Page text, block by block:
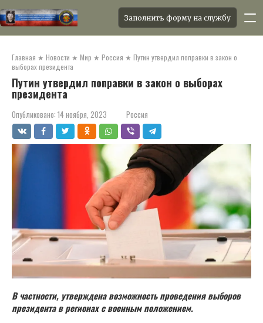
контенту
Заполнить форму на службу
Главная ★ Новости ★ Мир ★ Россия ★ Путин утвердил поправки в закон о
выборах президента
Путин утвердил поправки в закон о выборах
президента
Опубликовано: 14 ноября, 2023 Россия
В частности, утверждена возможность проведения выборов
президента в регионах с военным положением.